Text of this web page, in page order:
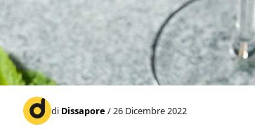
di Dissapore / 26 Dicembre 2022